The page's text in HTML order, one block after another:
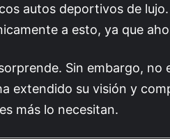
autos deportivos de
a esto, ya que
Sin embargo,
extendido su visión y
más lo necesitan.